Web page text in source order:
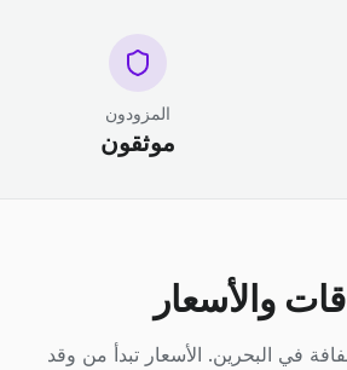
المزودون
موثقون
والأسعار
في البحرين. الأسعار تبدأ من وقد